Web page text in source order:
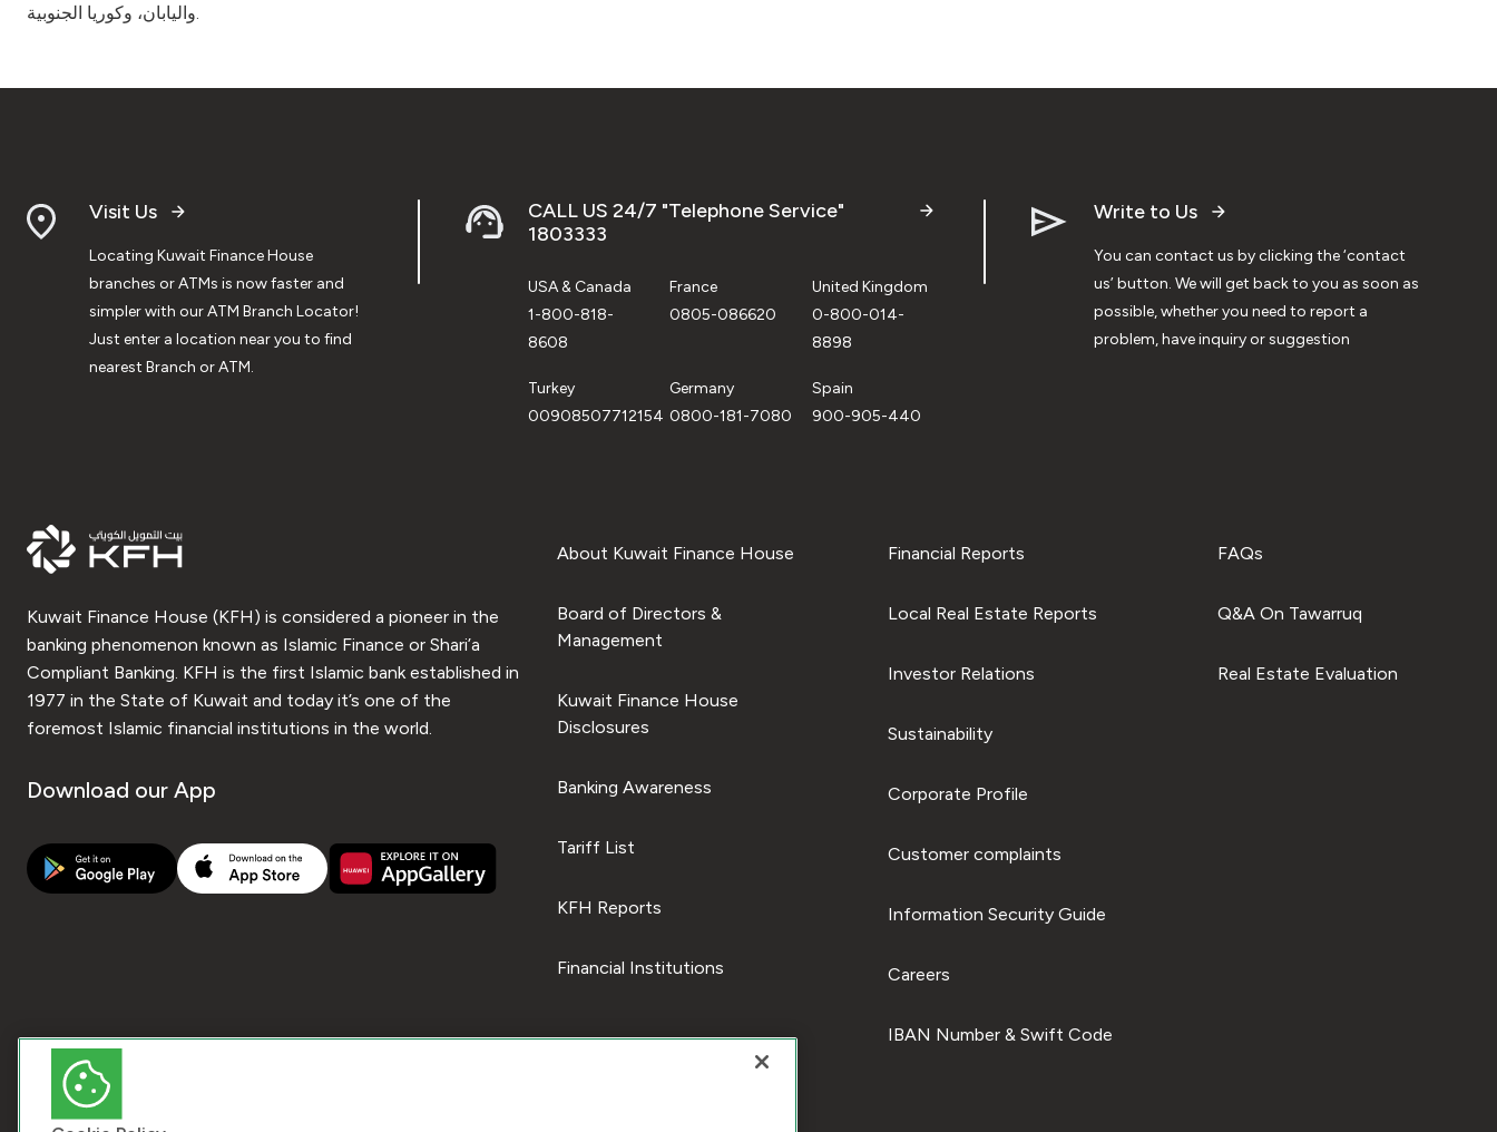
واليابان، وكوريا الجنوبية.
Visit Us
Locating Kuwait Finance House
branches or ATMs is now faster and
simpler with our ATM Branch Locator!
Just enter a location near you to find
nearest Branch or ATM.
CALL US 24/7 "Telephone Service"
1803333
USA & Canada
1-800-818-
8608
France
0805-086620
United Kingdom
0-800-014-
8898
Turkey
00908507712154
Germany
0800-181-7080
Spain
900-905-440
Write to Us
You can contact us by clicking the ‘contact
us’ button. We will get back to you as soon as
possible, whether you need to report a
problem, have inquiry or suggestion
Kuwait Finance House (KFH) is considered a pioneer in the
banking phenomenon known as Islamic Finance or Shari’a
Compliant Banking. KFH is the first Islamic bank established in
1977 in the State of Kuwait and today it’s one of the
foremost Islamic financial institutions in the world.
Download our App
About Kuwait Finance House
Board of Directors &
Management
Kuwait Finance House
Disclosures
Banking Awareness
Tariff List
KFH Reports
Financial Institutions
Financial Reports
Local Real Estate Reports
Investor Relations
Sustainability
Corporate Profile
Customer complaints
Information Security Guide
Careers
IBAN Number & Swift Code
FAQs
Q&A On Tawarruq
Real Estate Evaluation